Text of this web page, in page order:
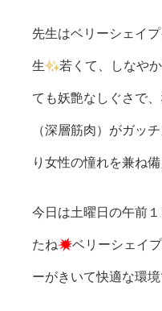
先生はベリーシェイ
生 若くて、しなや
ても妖艶なしぐさで
（深層筋肉）がガッ
り女性の憧れを兼ね
今日は土曜日の午前
たね ベリーシェイ
ーがきいて快適な環